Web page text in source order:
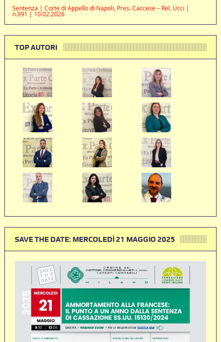
Sentenza | Corte di Appello di Napoli, Pres. Caccese – Rel. Ucci |
n.991 | 10.02.2026
TOP AUTORI
SAVE THE DATE: MERCOLEDÌ 21 MAGGIO 2025